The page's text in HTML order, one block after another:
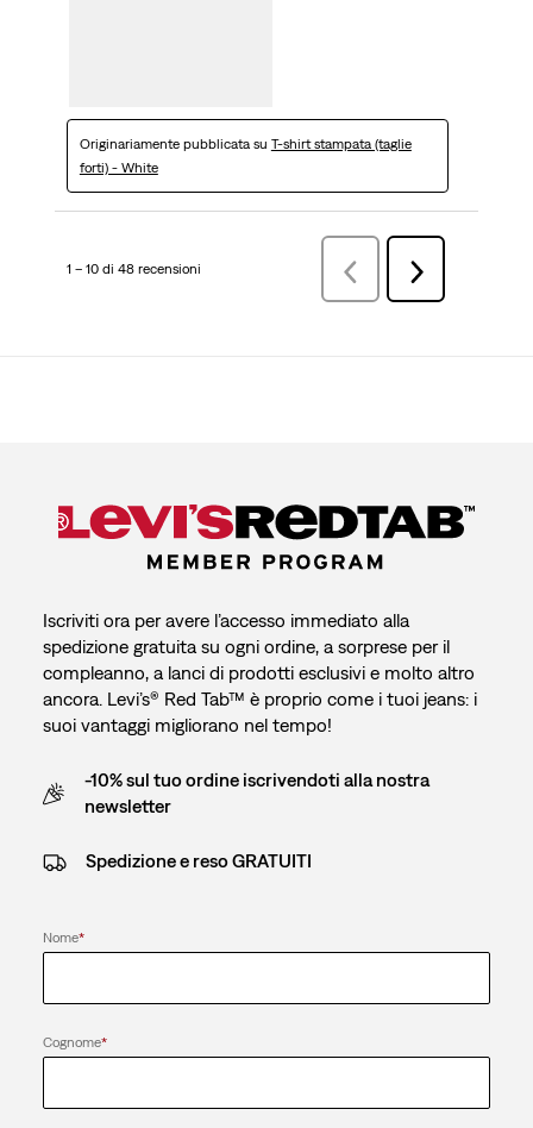
Originariamente pubblicata su T-shirt stampata (taglie
forti) - White
1 – 10 di 48 recensioni Precedenterecensioni
Successiva
recensioni
Iscriviti ora per avere l’accesso immediato alla
spedizione gratuita su ogni ordine, a sorprese per il
compleanno, a lanci di prodotti esclusivi e molto altro
ancora. Levi’s® Red Tab™ è proprio come i tuoi jeans: i
suoi vantaggi migliorano nel tempo!
-10% sul tuo ordine iscrivendoti alla nostra
newsletter
Spedizione e reso GRATUITI
Nome*
Cognome*